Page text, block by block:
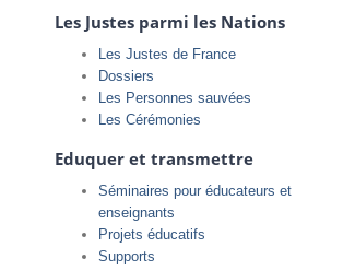
Les Justes parmi les Nations
Les Justes de France
Dossiers
Les Personnes sauvées
Les Cérémonies
Eduquer et transmettre
Séminaires pour éducateurs et
enseignants
Projets éducatifs
Supports